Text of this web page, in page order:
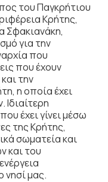
του Παγκρήτιου
Κρήτης,
Σφακιανάκη,
για την
που
που έχουν
την
η οποία έχει
έχει γίνει μέσω
της Κρήτης,
σωματεία και
και του
μας.